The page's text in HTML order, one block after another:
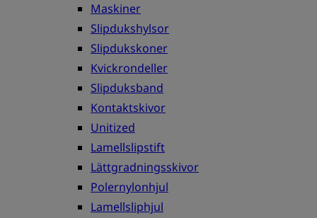
Maskiner
Slipdukshylsor
Slipdukskoner
Kvickrondeller
Slipduksband
Kontaktskivor
Unitized
Lamellslipstift
Lättgradningsskivor
Polernylonhjul
Lamellsliphjul